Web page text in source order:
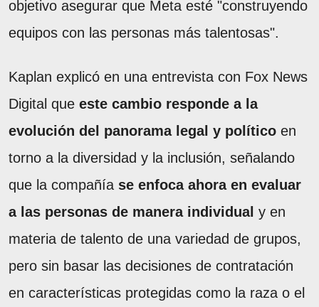
objetivo asegurar que Meta esté "construyendo
equipos con las personas más talentosas".
Kaplan explicó en una entrevista con Fox News
Digital que este cambio responde a la
evolución del panorama legal y político en
torno a la diversidad y la inclusión, señalando
que la compañía se enfoca ahora en evaluar
a las personas de manera individual y en
materia de talento de una variedad de grupos,
pero sin basar las decisiones de contratación
en características protegidas como la raza o el